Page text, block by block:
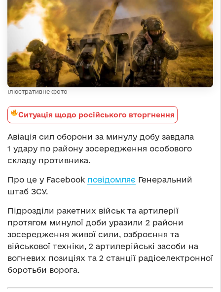
Ілюстративне фото
Ситуація щодо російського вторгнення
Авіація сил оборони за минулу добу завдала
1 удару по району зосередження особового
складу противника.
Про це у Facebook повідомляє Генеральний
штаб ЗСУ.
Підрозділи ракетних військ та артилерії
протягом минулої доби уразили 2 райони
зосередження живої сили, озброєння та
військової техніки, 2 артилерійські засоби на
вогневих позиціях та 2 станції радіоелектронної
боротьби ворога.